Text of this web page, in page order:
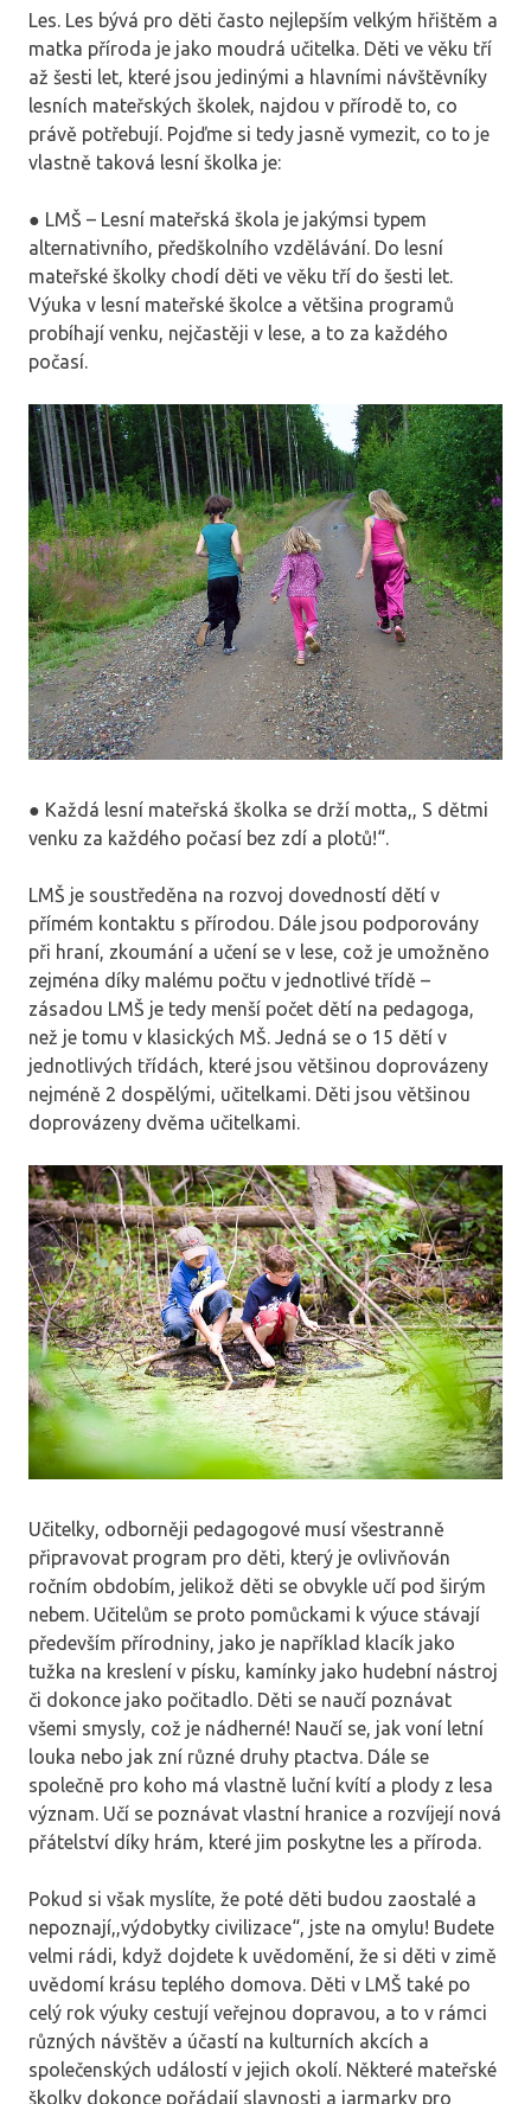
Les. Les bývá pro děti často nejlepším velkým hřištěm a
matka příroda je jako moudrá učitelka. Děti ve věku tří
až šesti let, které jsou jedinými a hlavními návštěvníky
lesních mateřských školek, najdou v přírodě to, co
právě potřebují. Pojďme si tedy jasně vymezit, co to je
vlastně taková lesní školka je:
● LMŠ – Lesní mateřská škola je jakýmsi typem
alternativního, předškolního vzdělávání. Do lesní
mateřské školky chodí děti ve věku tří do šesti let.
Výuka v lesní mateřské školce a většina programů
probíhají venku, nejčastěji v lese, a to za každého
počasí.
● Každá lesní mateřská školka se drží motta,, S dětmi
venku za každého počasí bez zdí a plotů!“.
LMŠ je soustředěna na rozvoj dovedností dětí v
přímém kontaktu s přírodou. Dále jsou podporovány
při hraní, zkoumání a učení se v lese, což je umožněno
zejména díky malému počtu v jednotlivé třídě –
zásadou LMŠ je tedy menší počet dětí na pedagoga,
než je tomu v klasických MŠ. Jedná se o 15 dětí v
jednotlivých třídách, které jsou většinou doprovázeny
nejméně 2 dospělými, učitelkami. Děti jsou většinou
doprovázeny dvěma učitelkami.
Učitelky, odborněji pedagogové musí všestranně
připravovat program pro děti, který je ovlivňován
ročním obdobím, jelikož děti se obvykle učí pod širým
nebem. Učitelům se proto pomůckami k výuce stávají
především přírodniny, jako je například klacík jako
tužka na kreslení v písku, kamínky jako hudební nástroj
či dokonce jako počitadlo. Děti se naučí poznávat
všemi smysly, což je nádherné! Naučí se, jak voní letní
louka nebo jak zní různé druhy ptactva. Dále se
společně pro koho má vlastně luční kvítí a plody z lesa
význam. Učí se poznávat vlastní hranice a rozvíjejí nová
přátelství díky hrám, které jim poskytne les a příroda.
Pokud si však myslíte, že poté děti budou zaostalé a
nepoznají,,výdobytky civilizace“, jste na omylu! Budete
velmi rádi, když dojdete k uvědomění, že si děti v zimě
uvědomí krásu teplého domova. Děti v LMŠ také po
celý rok výuky cestují veřejnou dopravou, a to v rámci
různých návštěv a účastí na kulturních akcích a
společenských událostí v jejich okolí. Některé mateřské
školky dokonce pořádají slavnosti a jarmarky pro